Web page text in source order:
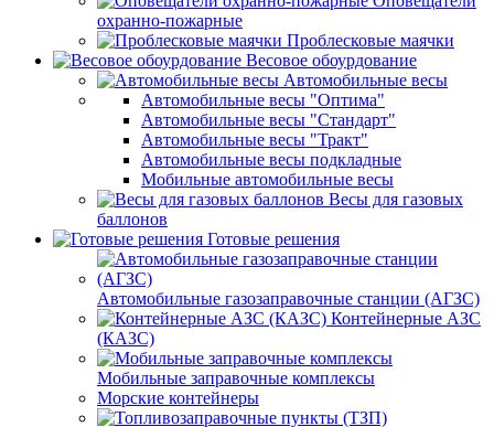
охранно-пожарные
Проблесковые маячки
Весовое обоурдование
Автомобильные весы
Автомобильные весы "Оптима"
Автомобильные весы "Стандарт"
Автомобильные весы "Тракт"
Автомобильные весы подкладные
Мобильные автомобильные весы
Весы для газовых
баллонов
Готовые решения
Автомобильные газозаправочные станции (АГЗС)
Контейнерные АЗС
(КАЗС)
Мобильные заправочные комплексы
Морские контейнеры